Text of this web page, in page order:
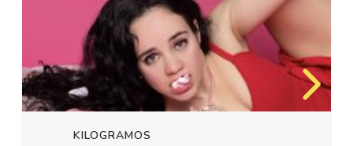
KILOGRAMOS